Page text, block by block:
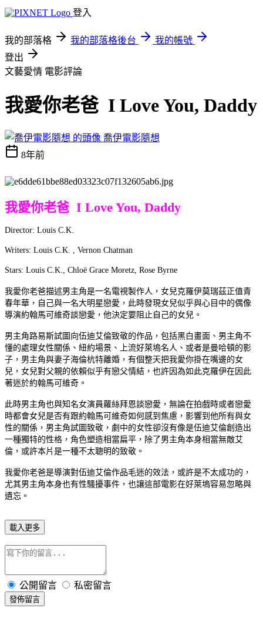
登入
我的部落格 我的部落格後台
我的帳號
登出
文藝愛情 電影評論
我愛你老爸 I Love You, Daddy
喬伊電影隨想
8年前
我愛你老爸 I Love You, Daddy
Director: Louis C.K.
Writers: Louis C.K. , Vernon Chatman
Stars: Louis C.K., Chloë Grace Moretz, Rose Byrne
我愛你老爸描述男主角是一名電視製作人，女兒克羅伊莫瑞茲正值青
春年華，自己與一名大明星戀愛，此時發現女兒似乎與心目中的偶像
導演約翰馬可維奇談戀愛，他決定要阻止自己的女兒。
男主角路易斯試圖向伍迪艾倫致敬的作品，包括黑白畫面、男主角不
懂的處理女性關係、紐約場景、上流好萊塢名人、或者是曼哈頓的影
子，男主角與妻子海倫杭特離婚，有個整天把我愛你掛在嘴邊的女
兒，女兒對父親的依賴似乎有戀父情結，也許因為如此克羅伊在因此
著迷於約翰馬可維奇。
此時男主角也與知名女演員蘿絲拜恩談戀愛，無論在拍戲時或者戀愛
時都會女兒是否有跟約翰馬可維奇如何感到焦慮，影響到他所有與女
性的關係，男主角試圖致敬，劇中的女性卻沒有像是伍迪艾倫創造出
一種獨特的性格，角色塑造相當扁平，除了男主角本身相當無敵艾
倫，或許本片是一種不太聰明的致敬。
我愛你老爸是導演對伍迪艾倫作品毛迷的效法，或許是不太成功的，
尤其男主角本身也有性騷擾事件，也讓這部電影在好萊塢容易忽略與
遺忘。
載入更多
公開留言 私密留言
發佈留言